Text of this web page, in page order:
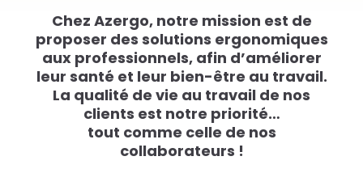
Chez Azergo, notre mission est de
proposer des solutions ergonomiques
aux professionnels, afin d’améliorer
leur santé et leur bien-être au travail.
La qualité de vie au travail de nos
clients est notre priorité…
tout comme celle de nos
collaborateurs !